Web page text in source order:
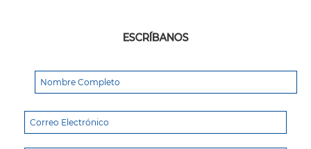
ESCRÍBANOS